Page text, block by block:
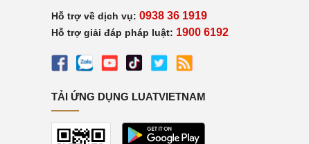
Hỗ trợ về dịch vụ: 0938 36 1919
Hỗ trợ giải đáp pháp luật: 1900 6192
TẢI ỨNG DỤNG LUATVIETNAM